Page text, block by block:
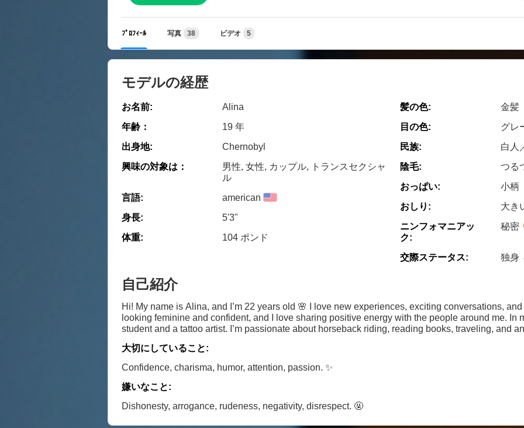
ﾌﾟﾛﾌｨｰﾙ 写真 38 ビデオ 5
モデルの経歴
お名前:
Alina
年齢：
19 年
出身地:
Chernobyl
興味の対象は：
男性, 女性, カップル, トランスセクシャ
ル
言語:
american
身長:
5'3"
体重:
104 ポンド
髪の色:
金髪
目の色:
グレ
民族:
白人
陰毛:
つる
おっぱい:
小柄
おしり:
大き
ニンフォマニアッ
ク:
秘密
交際ステータス: 独身
自己紹介
Hi! My name is Alina, and I’m 22 years old 🌸 I love new experiences, exciting conversations,
looking feminine and confident, and I love sharing positive energy with the people around me. In
student and a tattoo artist. I’m passionate about horseback riding, reading books, traveling, and
humor, and people who know how to keep things interesting. If you’d like to get to know me better,
conversation will become the highlight of your day
大切にしていること:
Confidence, charisma, humor, attention, passion. ✨
嫌いなこと:
Dishonesty, arrogance, rudeness, negativity, disrespect. 🤬